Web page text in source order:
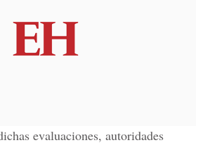
evaluaciones, autoridades